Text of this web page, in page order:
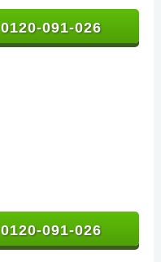
0120-091-026
0120-091-026